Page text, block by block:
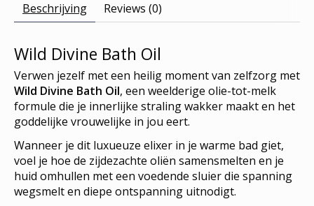
Beschrijving Reviews (0)
Wild Divine Bath Oil
Verwen jezelf met een heilig moment van zelfzorg met
Wild Divine Bath Oil, een weelderige olie-tot-melk
formule die je innerlijke straling wakker maakt en het
goddelijke vrouwelijke in jou eert.
Wanneer je dit luxueuze elixer in je warme bad giet,
voel je hoe de zijdezachte oliën samensmelten en je
huid omhullen met een voedende sluier die spanning
wegsmelt en diepe ontspanning uitnodigt.